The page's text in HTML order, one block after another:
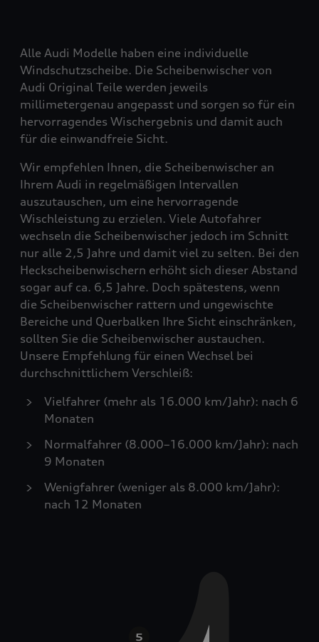
Alle Audi Modelle haben eine individuelle
Windschutzscheibe. Die Scheibenwischer von
Audi Original Teile werden jeweils
millimetergenau angepasst und sorgen so für ein
hervorragendes Wischergebnis und damit auch
für die einwandfreie Sicht.
Wir empfehlen Ihnen, die Scheibenwischer an
Ihrem Audi in regelmäßigen Intervallen
auszutauschen, um eine hervorragende
Wischleistung zu erzielen. Viele Autofahrer
wechseln die Scheibenwischer jedoch im Schnitt
nur alle 2,5 Jahre und damit viel zu selten. Bei den
Heckscheibenwischern erhöht sich dieser Abstand
sogar auf ca. 6,5 Jahre. Doch spätestens, wenn
die Scheibenwischer rattern und ungewischte
Bereiche und Querbalken Ihre Sicht einschränken,
sollten Sie die Scheibenwischer austauchen.
Unsere Empfehlung für einen Wechsel bei
durchschnittlichem Verschleiß:
Vielfahrer (mehr als 16.000 km/Jahr): nach 6
Monaten
Normalfahrer (8.000–16.000 km/Jahr): nach
9 Monaten
Wenigfahrer (weniger als 8.000 km/Jahr):
nach 12 Monaten